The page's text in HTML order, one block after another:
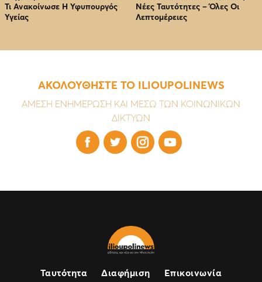
Τι Ανακοίνωσε Η Υφυπουργός
Υγείας
Νέες Ταυτότητες – Όλες Οι
Λεπτομέρειες
ΑΚΟΛΟΥΘΗΣΤΕ ΤΟ ILIOUPOLINEWS
ΑΜΕΣΗ ΕΝΗΜΕΡΩΣΗ ΚΑΙ ΜΕΣΩ ΤΩΝ ΚΟΙΝΩΝΙΚΩΝ
ΔΙΚΤΥΩΝ
   
Ταυτότητα Διαφήμιση Επικοινωνία